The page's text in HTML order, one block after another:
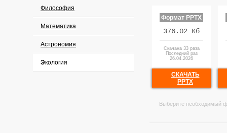
Философия
Математика
Астрономия
Экология
Формат PPTX
376.02 Кб
Скачана 33 раза
Последний раз
26.04.2026
СКАЧАТЬ
PPTX
Выберите необходимый